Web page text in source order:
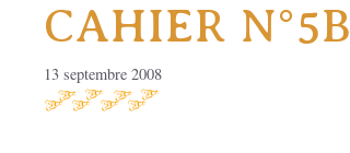
CAHIER N°5B
13 septembre 2008